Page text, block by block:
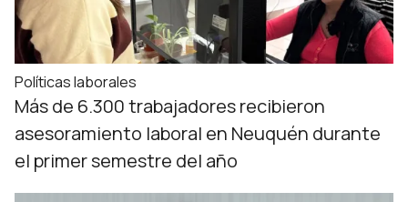
Políticas laborales
Más de 6.300 trabajadores recibieron
asesoramiento laboral en Neuquén durante
el primer semestre del año